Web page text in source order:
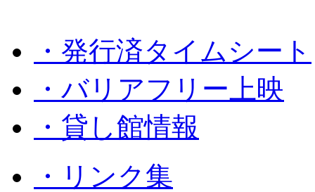
・発行済タイムシート
・バリアフリー上映
・貸し館情報
・リンク集